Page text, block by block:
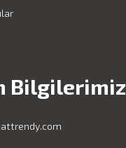
Bilgilerimiz